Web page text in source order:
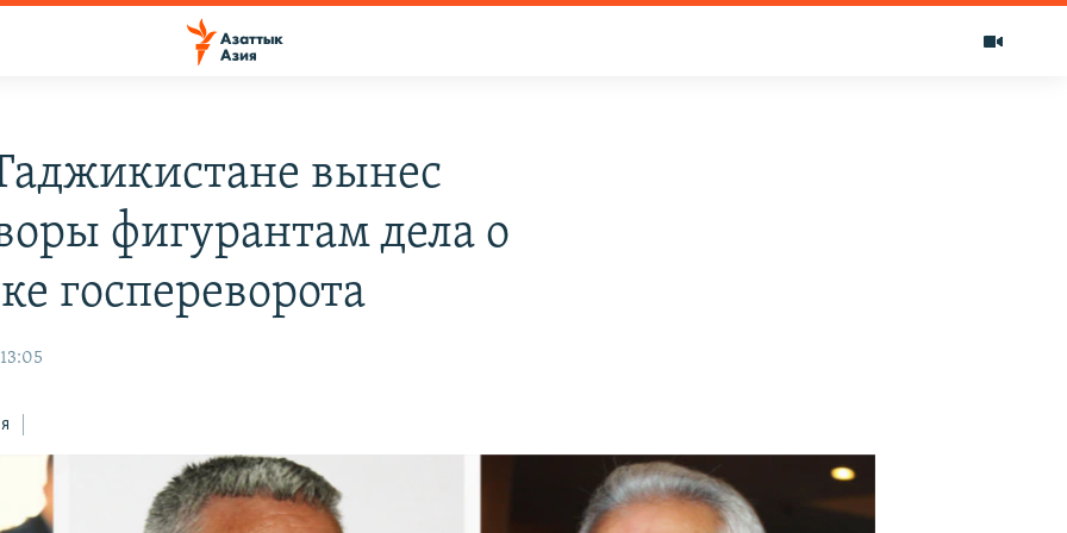
вынес
фигурантам дела о
госпереворота